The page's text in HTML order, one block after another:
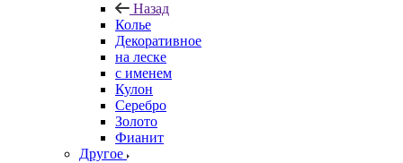
Назад
Колье
Декоративное
на леске
с именем
Кулон
Серебро
Золото
Фианит
Другое